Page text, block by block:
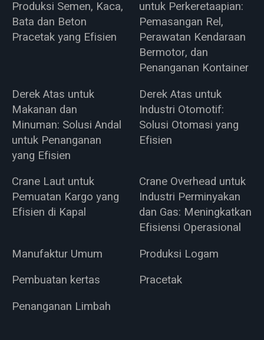
Produksi Semen, Kaca,
Bata dan Beton
Pracetak yang Efisien
untuk Perkeretaapian:
Pemasangan Rel,
Perawatan Kendaraan
Bermotor, dan
Penanganan Kontainer
Derek Atas untuk
Makanan dan
Minuman: Solusi Andal
untuk Penanganan
yang Efisien
Derek Atas untuk
Industri Otomotif:
Solusi Otomasi yang
Efisien
Crane Laut untuk
Pemuatan Kargo yang
Efisien di Kapal
Crane Overhead untuk
Industri Perminyakan
dan Gas: Meningkatkan
Efisiensi Operasional
Manufaktur Umum
Produksi Logam
Pembuatan kertas
Pracetak
Penanganan Limbah